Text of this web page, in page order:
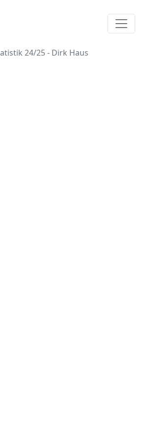
24/25 - Dirk Haus